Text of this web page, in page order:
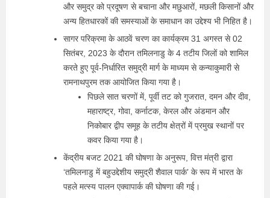
और समुद्र को प्रदूषण से बचाना और मछुआरों, मछली किसानों और
अन्य हितधारकों की समस्याओं के समाधान का उद्देश्य भी निहित है।
सागर परिक्रमा के आठवें चरण का कार्यक्रम 31 अगस्त से 02
सितंबर, 2023 के दौरान तमिलनाडु के 4 तटीय जिलों को शामिल
करते हुए पूर्व-निर्धारित समुद्री मार्ग के माध्यम से कन्याकुमारी से
रामनाथपुरम तक आयोजित किया गया है।
पिछले सात चरणों में, पूर्वी तट को गुजरात, दमन और दीव,
महाराष्ट्र, गोवा, कर्नाटक, केरल और अंडमान और
निकोबार द्वीप समूह के तटीय क्षेत्रों में प्रमुख स्थानों पर
कवर किया गया है।
केंद्रीय बजट 2021 की घोषणा के अनुरूप, वित्त मंत्री द्वारा
‘तमिलनाडु में बहुउद्देशीय समुद्री शैवाल पार्क’ के रूप में भारत के
पहले मत्स्य पालन एक्वापार्क की घोषणा की गई।